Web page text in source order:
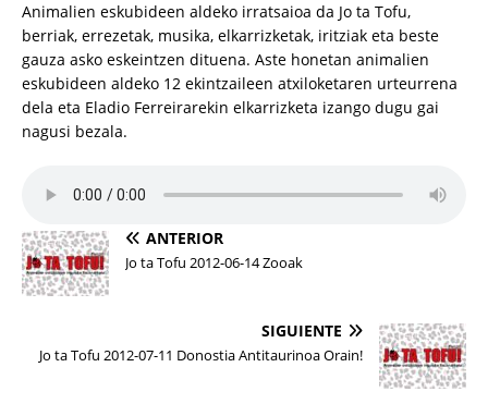
Animalien eskubideen aldeko irratsaioa da Jo ta Tofu,
berriak, errezetak, musika, elkarrizketak, iritziak eta beste
gauza asko eskeintzen dituena. Aste honetan animalien
eskubideen aldeko 12 ekintzaileen atxiloketaren urteurrena
dela eta Eladio Ferreirarekin elkarrizketa izango dugu gai
nagusi bezala.
ANTERIOR
Jo ta Tofu 2012-06-14 Zooak
SIGUIENTE
Jo ta Tofu 2012-07-11 Donostia Antitaurinoa Orain!